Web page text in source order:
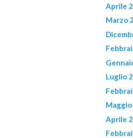
Aprile
Marzo
Luglio
Aprile